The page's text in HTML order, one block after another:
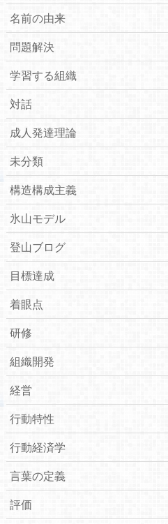
名前の由来
問題解決
学習する組織
対話
成人発達理論
未分類
構造構成主義
氷山モデル
登山ブログ
目標達成
着眼点
研修
組織開発
経営
行動特性
行動経済学
言葉の定義
評価